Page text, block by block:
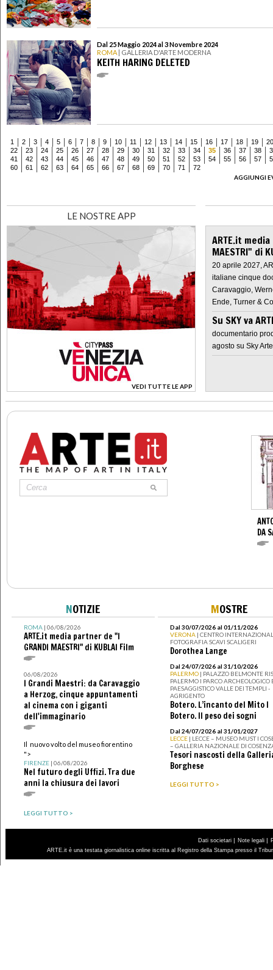
Dal 25 Maggio 2024 al 3 Novembre 2024
ROMA | GALLERIA D'ARTE MODERNA
KEITH HARING DELETED
1 2 3 4 5 6 7 8 9 10 11 12 13 14 15 16 17 18 19
20
22
23 24 25 26 27 28 29 30 31 32 33 34 35 36 37 38
41
42 43 44 45 46 47 48 49 50 51 52 53 54 55 56 57
60
61 62 63 64 65 66 67 68 69 70 71
72
AGGIUNGI
LE NOSTRE APP
VEDI TUTTE LE APP
>
ARTE.it
MAESTRI" di
20 aprile 2027,
italiane cinque
Caravaggio,
Ende, Turner &
Su SKY va
documentario
agosto su Sky Arte
DA
NOTIZIE
ROMA| 06/08/2026
ARTE.it media partner de "I
GRANDI MAESTRI" di KUBLAI Film
06/08/2026
I Grandi Maestri: da Caravaggio
a Herzog, cinque appuntamenti
al cinema con i giganti
dell'immaginario
Il nuovo volto del museo fiorentino
">
FIRENZE| 06/08/2026
Nel futuro degli Uffizi. Tra due
anni la chiusura dei lavori
LEGGI TUTTO >
MOSTRE
Dal 30/07/2026 al 01/11/2026
VERONA | CENTRO
FOTOGRAFIA SCAVI SCALIGERI
Dorothea Lange
Dal 24/07/2026 al 31/10/2026
PALERMO | PALAZZO BELMONTE
PALERMO I PARCO ARCHEOLOGICO
PAESAGGISTICO VALLE DEI TEMPLI -
AGRIGENTO
Botero. L’incanto del Mito I
Botero. Il peso dei sogni
Dal 24/07/2026 al 31/01/2027
LECCE | LECCE – MUSEO MUST I
– GALLERIA NAZIONALE DI
Tesori nascosti della
Borghese
LEGGI TUTTO >
Dati societari | Note legali |
ARTE.it è una testata giornalistica online iscritta al Registro della Stampa presso il